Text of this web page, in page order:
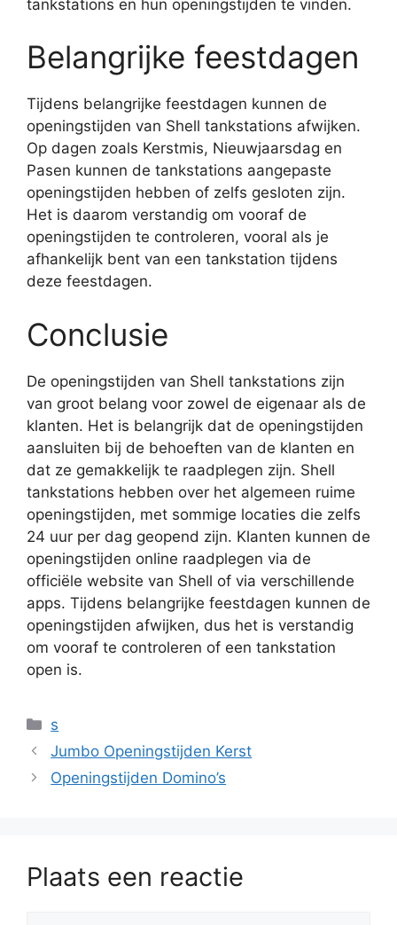
tankstations en hun openingstijden te vinden.
Belangrijke feestdagen
Tijdens belangrijke feestdagen kunnen de
openingstijden van Shell tankstations afwijken.
Op dagen zoals Kerstmis, Nieuwjaarsdag en
Pasen kunnen de tankstations aangepaste
openingstijden hebben of zelfs gesloten zijn.
Het is daarom verstandig om vooraf de
openingstijden te controleren, vooral als je
afhankelijk bent van een tankstation tijdens
deze feestdagen.
Conclusie
De openingstijden van Shell tankstations zijn
van groot belang voor zowel de eigenaar als de
klanten. Het is belangrijk dat de openingstijden
aansluiten bij de behoeften van de klanten en
dat ze gemakkelijk te raadplegen zijn. Shell
tankstations hebben over het algemeen ruime
openingstijden, met sommige locaties die zelfs
24 uur per dag geopend zijn. Klanten kunnen de
openingstijden online raadplegen via de
officiële website van Shell of via verschillende
apps. Tijdens belangrijke feestdagen kunnen de
openingstijden afwijken, dus het is verstandig
om vooraf te controleren of een tankstation
open is.
Categorieën
s
Jumbo Openingstijden Kerst
Openingstijden Domino’s
Plaats een reactie